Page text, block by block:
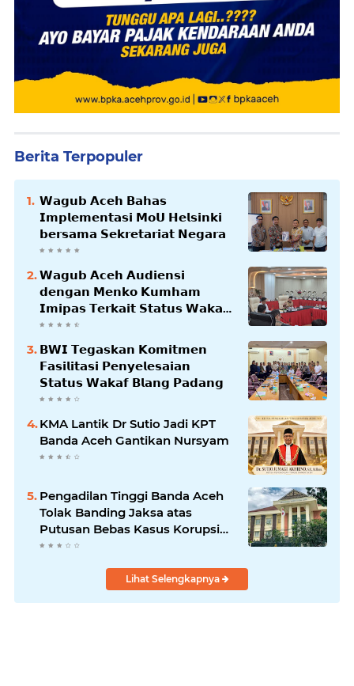
Berita Terpopuler
𝗪𝗮𝗴𝘂𝗯 𝗔𝗰𝗲𝗵 𝗕𝗮𝗵𝗮𝘀
𝗜𝗺𝗽𝗹𝗲𝗺𝗲𝗻𝘁𝗮𝘀𝗶 𝗠𝗼𝗨 𝗛𝗲𝗹𝘀𝗶𝗻𝗸𝗶
𝗯𝗲𝗿𝘀𝗮𝗺𝗮 𝗦𝗲𝗸𝗿𝗲𝘁𝗮𝗿𝗶𝗮𝘁 𝗡𝗲𝗴𝗮𝗿𝗮
𝗪𝗮𝗴𝘂𝗯 𝗔𝗰𝗲𝗵 𝗔𝘂𝗱𝗶𝗲𝗻𝘀𝗶
𝗱𝗲𝗻𝗴𝗮𝗻 𝗠𝗲𝗻𝗸𝗼 𝗞𝘂𝗺𝗵𝗮𝗺
𝗜𝗺𝗶𝗽𝗮𝘀 𝗧𝗲𝗿𝗸𝗮𝗶𝘁 𝗦𝘁𝗮𝘁𝘂𝘀 𝗪𝗮𝗸𝗮𝗳
𝗕𝗹𝗮𝗻𝗴𝗽𝗮𝗱𝗮𝗻𝗴
𝗕𝗪𝗜 𝗧𝗲𝗴𝗮𝘀𝗸𝗮𝗻 𝗞𝗼𝗺𝗶𝘁𝗺𝗲𝗻
𝗙𝗮𝘀𝗶𝗹𝗶𝘁𝗮𝘀𝗶 𝗣𝗲𝗻𝘆𝗲𝗹𝗲𝘀𝗮𝗶𝗮𝗻
𝗦𝘁𝗮𝘁𝘂𝘀 𝗪𝗮𝗸𝗮𝗳 𝗕𝗹𝗮𝗻𝗴 𝗣𝗮𝗱𝗮𝗻𝗴
KMA Lantik Dr Sutio Jadi KPT
Banda Aceh Gantikan Nursyam
Pengadilan Tinggi Banda Aceh
Tolak Banding Jaksa atas
Putusan Bebas Kasus Korupsi
Wastafel
Lihat Selengkapnya